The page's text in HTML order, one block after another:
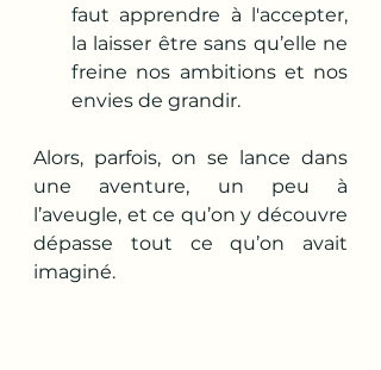
faut apprendre à l'accepter,
la laisser être sans qu’elle ne
freine nos ambitions et nos
envies de grandir.
Alors, parfois, on se lance dans
une aventure, un peu à
l’aveugle, et ce qu’on y découvre
dépasse tout ce qu’on avait
imaginé.